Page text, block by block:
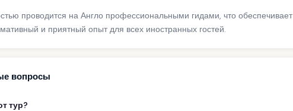
проводится на Англо профессиональными гидами, что обеспечивает
и приятный опыт для всех иностранных гостей.
вопросы
тур?